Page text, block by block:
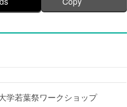
学若葉祭ワークショップ